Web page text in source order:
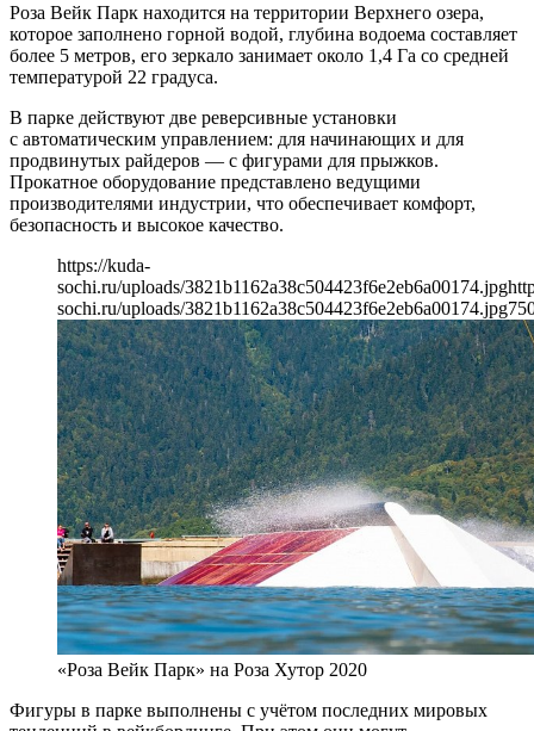
Роза Вейк Парк находится на территории Верхнего озера,
которое заполнено горной водой, глубина водоема составляет
более 5 метров, его зеркало занимает около 1,4 Га со средней
температурой 22 градуса.
В парке действуют две реверсивные установки
с автоматическим управлением: для начинающих и для
продвинутых райдеров — с фигурами для прыжков.
Прокатное оборудование представлено ведущими
производителями индустрии, что обеспечивает комфорт,
безопасность и высокое качество.
https://kuda-
sochi.ru/uploads/3821b1162a38c504423f6e2eb6a00174.jpg
sochi.ru/uploads/3821b1162a38c504423f6e2eb6a00174.jpg
«Роза Вейк Парк» на Роза Хутор 2020
Фигуры в парке выполнены с учётом последних мировых